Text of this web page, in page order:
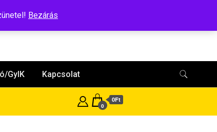
Bezárás
GyIK Kapcsolat
0
0Ft